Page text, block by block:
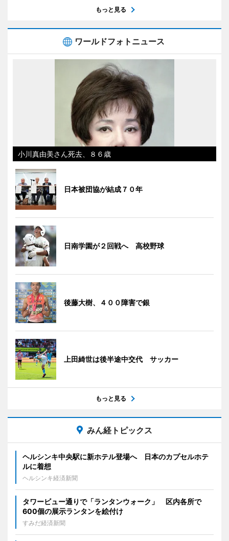
もっと見る
ワールドフォトニュース
小川真由美さん死去、８６歳
日本被団協が結成７０年
日南学園が２回戦へ 高校野球
後藤大樹、４００障害で銀
上田綺世は後半途中交代 サッカー
もっと見る
みん経トピックス
ヘルシンキ中央駅に新ホテル登場へ 日本のカプセルホテ
ルに着想
ヘルシンキ経済新聞
タワービュー通りで「ランタンウォーク」 区内各所で
600個の展示ランタンを絵付け
すみだ経済新聞